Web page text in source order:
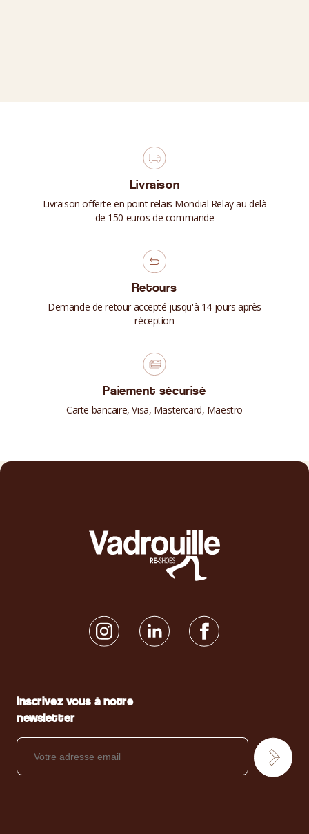
Livraison
Livraison offerte en point relais Mondial Relay au delà
de 150 euros de commande
Retours
Demande de retour accepté jusqu'à 14 jours après
réception
Paiement sécurisé
Carte bancaire, Visa, Mastercard, Maestro
Inscrivez vous à notre
newsletter